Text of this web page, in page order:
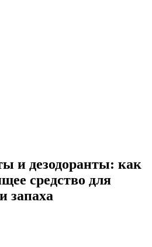
и дезодоранты: как
средство для
запаха